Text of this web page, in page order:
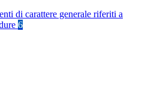
di carattere generale riferiti a
6